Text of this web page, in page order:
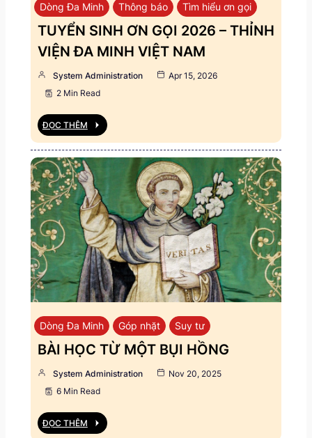
Dòng Đa Minh Thông báo Tìm hiểu ơn gọi
TUYỂN SINH ƠN GỌI 2026 – THỈNH
VIỆN ĐA MINH VIỆT NAM
System Administration
Apr 15, 2026
2 Min Read
ĐỌC THÊM
Dòng Đa Minh Góp nhặt Suy tư
BÀI HỌC TỪ MỘT BỤI HỒNG
System Administration
Nov 20, 2025
6 Min Read
ĐỌC THÊM